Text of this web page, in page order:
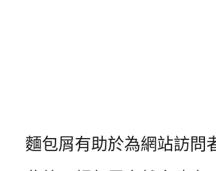
麵包屑有助於為網站訪問